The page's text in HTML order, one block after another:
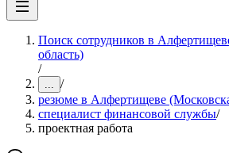
Поиск сотрудников в
область)
/
... /
резюме в Алфертищеве
специалист финансовой службы/
проектная работа